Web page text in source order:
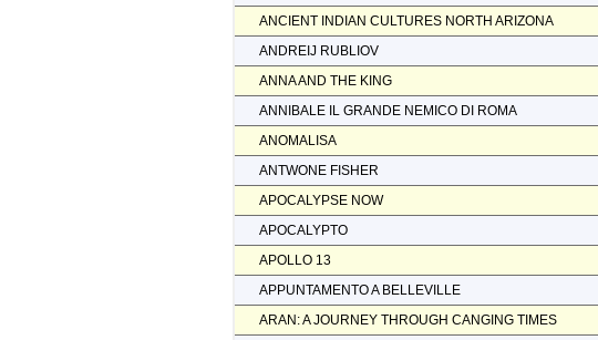
ANCIENT INDIAN CULTURES NORTH ARIZONA
ANDREIJ RUBLIOV
ANNA AND THE KING
ANNIBALE IL GRANDE NEMICO DI ROMA
ANOMALISA
ANTWONE FISHER
APOCALYPSE NOW
APOCALYPTO
APOLLO 13
APPUNTAMENTO A BELLEVILLE
ARAN: A JOURNEY THROUGH CANGING TIMES